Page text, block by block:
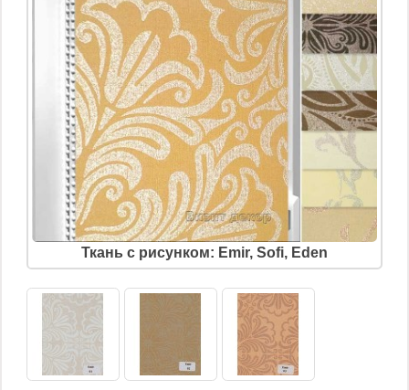
Ткань с рисунком: Emir, Sofi, Eden